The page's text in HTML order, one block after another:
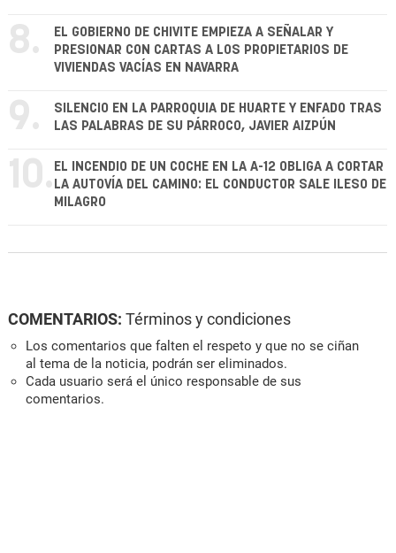
8.
EL GOBIERNO DE CHIVITE EMPIEZA A SEÑALAR Y
PRESIONAR CON CARTAS A LOS PROPIETARIOS DE
VIVIENDAS VACÍAS EN NAVARRA
9.
SILENCIO EN LA PARROQUIA DE HUARTE Y ENFADO TRAS
LAS PALABRAS DE SU PÁRROCO, JAVIER AIZPÚN
10. EL INCENDIO DE UN COCHE EN LA A-12 OBLIGA A CORTAR
LA AUTOVÍA DEL CAMINO: EL CONDUCTOR SALE ILESO DE
MILAGRO
COMENTARIOS: Términos y condiciones
Los comentarios que falten el respeto y que no se ciñan
al tema de la noticia, podrán ser eliminados.
Cada usuario será el único responsable de sus
comentarios.